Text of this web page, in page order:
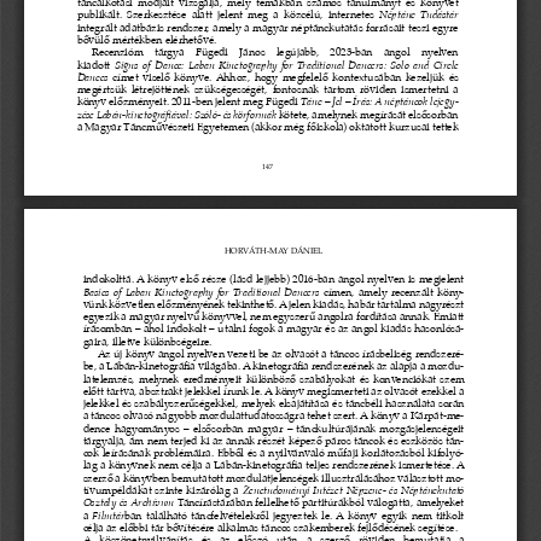
147
táncalkotási  módjait  vizsgálja,  mely  témákban  számos  tanulmányt  és  könyvet
publikált.  Szerkesztése  alatt  jelent  meg  a  közcélú,  internetes Néptánc  Tudástár
integrált adatbázis rendszer, amely a magyar néptánckutatás forrásait teszi egyre
bővülő mértékben elérhetővé.
Recenzióm  tárgya  Fügedi  János  legújabb,  2023-ban  angol  nyelven
kiadott Signs  of  Dance:  Laban  Kinetography  for  Traditional  Dancers:  Solo  and  Circle
Dances címet viselő könyve. Ahhoz, hogy megfelelő kontextusában kezeljük és
megértsük  létrejöttének  szükségességét,  fontosnak  tartom  röviden  ismertetni  a
könyv előzményeit. 2011-ben jelent meg Fügedi Tánc – Jel – Írás: A néptáncok lejegy-
zése Lábán-kinetográfiával: Szóló- és körformák kötete, amelynek megírását elsősorban
a Magyar Táncművészeti Egyetemen (akkor még főiskola) oktatott kurzusai tettek
indokolttá. A könyv első része (lásd lejjebb) 2016-ban angol nyelven is megjelent
Basics  of  Laban  Kinetography  for  Traditional  Dancers
  címen,  amely  recenzált  köny-
vünk közvetlen előzményének tekinthető. A jelen kiadás, habár tartalma nagyrészt
egyezik a magyar nyelvű könyvvel, nem egyszerű angolra fordítása annak. Emiatt
írásomban – ahol indokolt – utalni fogok a magyar és az angol kiadás hasonlósá-
gaira, illetve különbségeire.
Az új könyv angol nyelven vezeti be az olvasót a táncos írásbeliség rendszeré-
be, a Lábán-kinetográfia világába. A kinetográfia rendszerének az alapja a mozdu-
latelemzés, melynek eredményeit különböző szabályokat és konvenciókat szem
előtt tartva, absztrakt jelekkel írunk le. A könyv megismerteti az olvasót ezekkel a
jelekkel és szabályszerűségekkel, melyek elsajátítása és táncbéli használata során
a táncos olvasó nagyobb mozdulattudatosságra tehet szert. A könyv a Kárpát-me-
dence hagyományos – elsősorban magyar – tánckultúrájának mozgásjelenségeit
tárgyalja, ám nem terjed ki az annak részét képező páros táncok és eszközös tán-
cok leírásának problémáira. Ebből és a nyilvánvaló műfaji korlátozásból kifolyó-
lag a könyvnek nem célja a Lábán-kinetográfia teljes rendszerének ismertetése. A
szerző a könyvben bemutatott mozdulatjelenségek illusztrálásához választott mo-
tívumpéldákat  szinte  kizárólag  a Zenetudományi  Intézet  Népzene-  és  Néptánckutató
Osztály és Archívum Táncírástárában fellelhető partitúrákból válogatta, amelyeket
a Filmtárban található táncfelvételekről jegyeztek le. A könyv egyik nem titkolt
célja az előbbi tár bővítésére alkalmas táncos szakemberek fejlődésének segítése.
HORVÁTH-MAY DÁNIEL